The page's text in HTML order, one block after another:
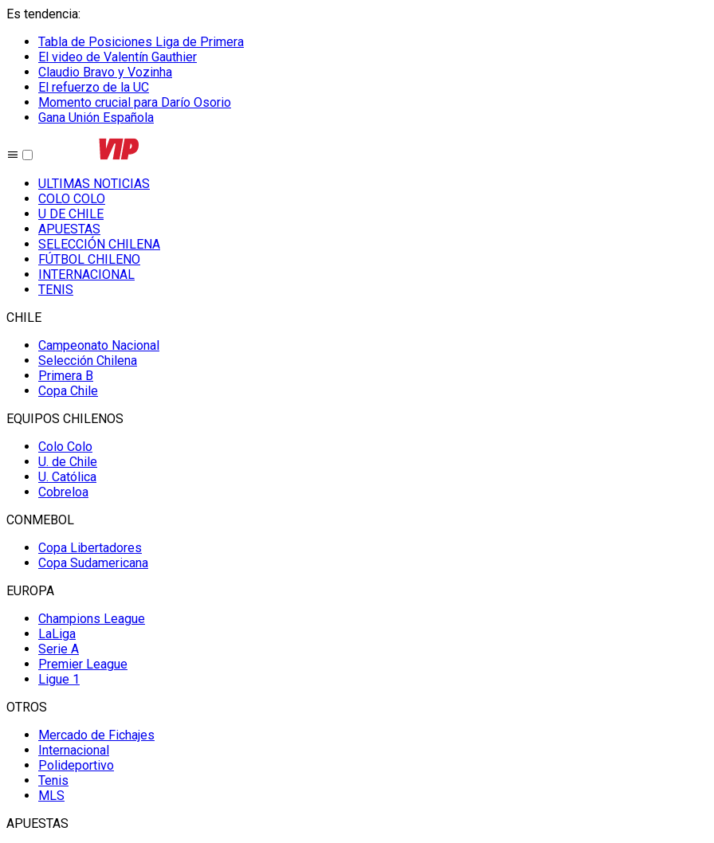
Es tendencia:
Tabla de Posiciones Liga de Primera
El video de Valentín Gauthier
Claudio Bravo y Vozinha
El refuerzo de la UC
Momento crucial para Darío Osorio
Gana Unión Española
ULTIMAS NOTICIAS
COLO COLO
U DE CHILE
APUESTAS
SELECCIÓN CHILENA
FÚTBOL CHILENO
INTERNACIONAL
TENIS
CHILE
Campeonato Nacional
Selección Chilena
Primera B
Copa Chile
EQUIPOS CHILENOS
Colo Colo
U. de Chile
U. Católica
Cobreloa
CONMEBOL
Copa Libertadores
Copa Sudamericana
EUROPA
Champions League
LaLiga
Serie A
Premier League
Ligue 1
OTROS
Mercado de Fichajes
Internacional
Polideportivo
Tenis
MLS
APUESTAS